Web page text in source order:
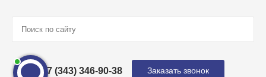
+7 (343) 346-90-38 Заказать звонок